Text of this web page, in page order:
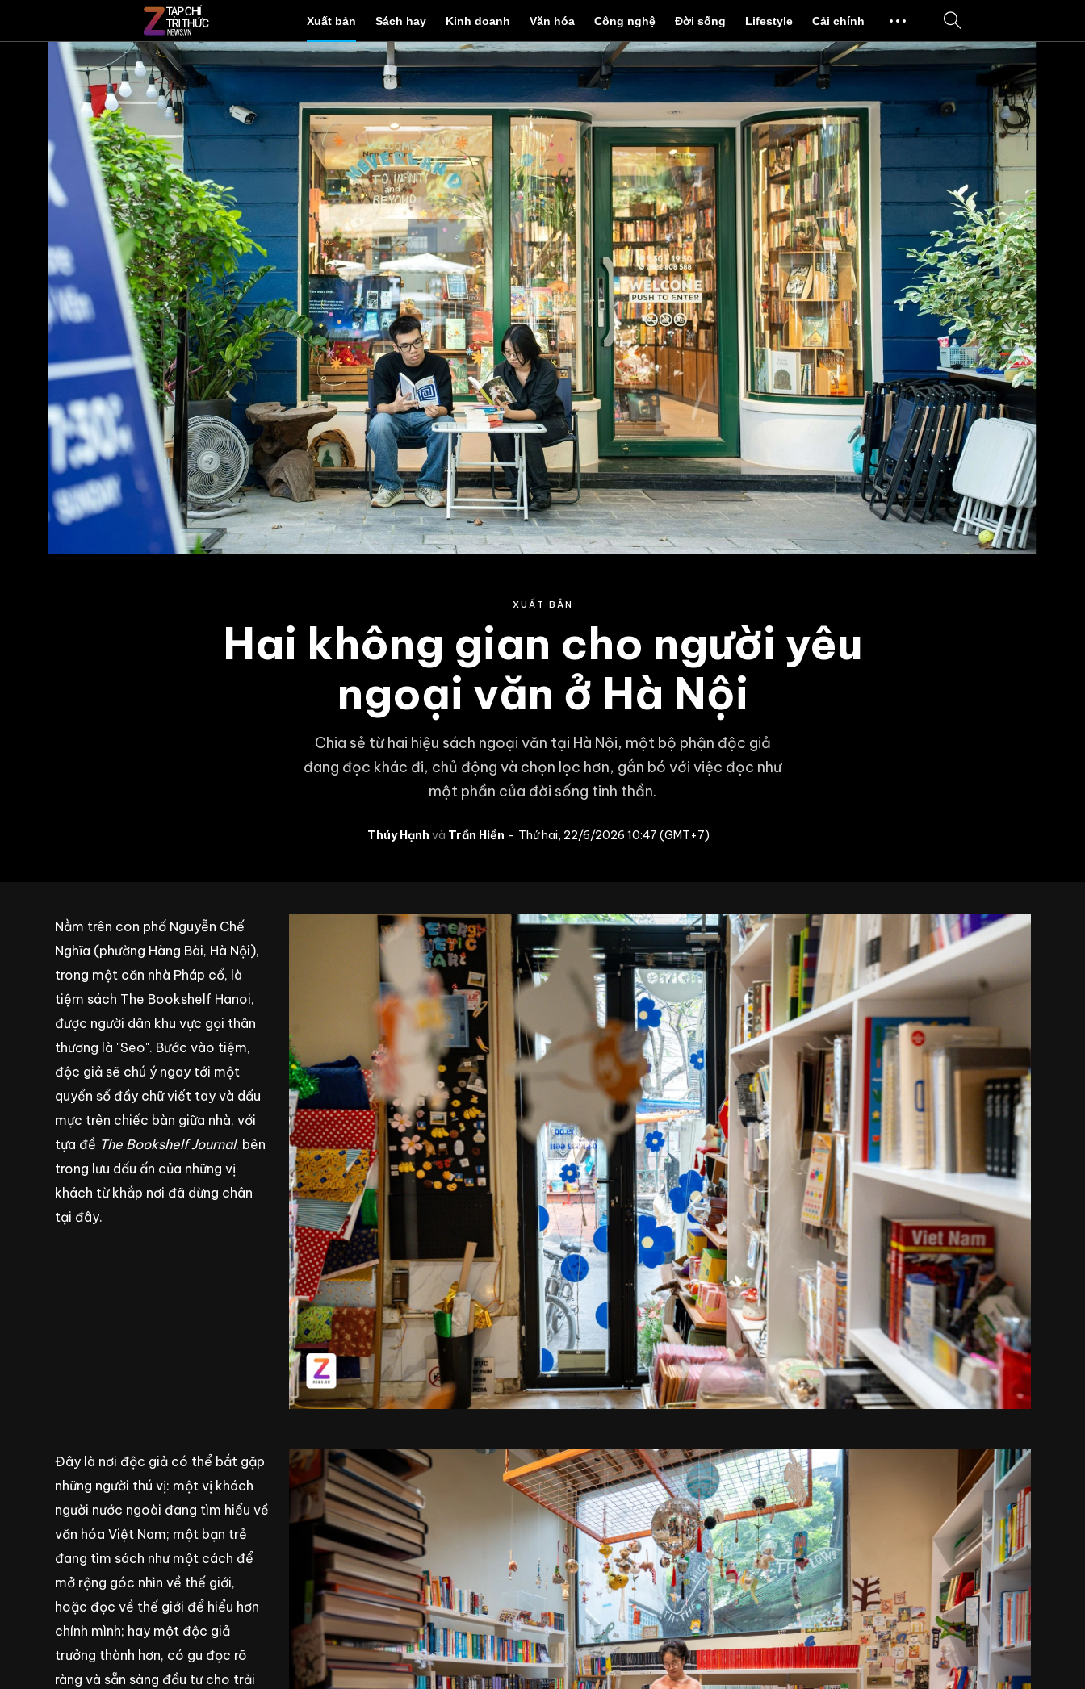
Xuất bản Sách hay Kinh doanh Văn hóa Công nghệ Đời sống Lifestyle Cải chính
XUẤT BẢN
Hai không gian cho người yêu
ngoại văn ở Hà Nội
Chia sẻ từ hai hiệu sách ngoại văn tại Hà Nội, một bộ phận độc giả
đang đọc khác đi, chủ động và chọn lọc hơn, gắn bó với việc đọc như
một phần của đời sống tinh thần.
Thúy Hạnh Trần Hiền Thứ hai, 22/6/2026 10:47 (GMT+7)
Nằm trên con phố Nguyễn Chế
Nghĩa (phường Hàng Bài, Hà Nội),
trong một căn nhà Pháp cổ, là
tiệm sách The Bookshelf Hanoi,
được người dân khu vực gọi thân
thương là "Seo". Bước vào tiệm,
độc giả sẽ chú ý ngay tới một
quyển sổ đầy chữ viết tay và dấu
mực trên chiếc bàn giữa nhà, với
tựa đề The Bookshelf Journal, bên
trong lưu dấu ấn của những vị
khách từ khắp nơi đã dừng chân
tại đây.
Đây là nơi độc giả có thể bắt gặp
những người thú vị: một vị khách
người nước ngoài đang tìm hiểu về
văn hóa Việt Nam; một bạn trẻ
đang tìm sách như một cách để
mở rộng góc nhìn về thế giới,
hoặc đọc về thế giới để hiểu hơn
chính mình; hay một độc giả
trưởng thành hơn, có gu đọc rõ
ràng và sẵn sàng đầu tư cho trải